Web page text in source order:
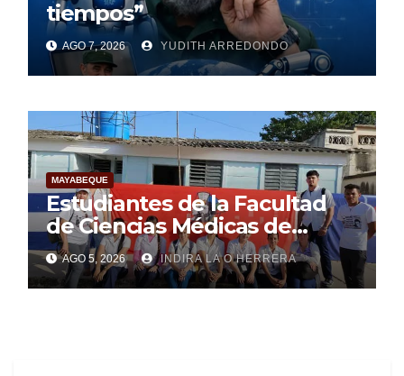
tiempos”
AGO 7, 2026 YUDITH ARREDONDO
MAYABEQUE
Estudiantes de la Facultad
de Ciencias Médicas de
Mayabeque realizan
pesquisa
AGO 5, 2026 INDIRA LA O HERRERA